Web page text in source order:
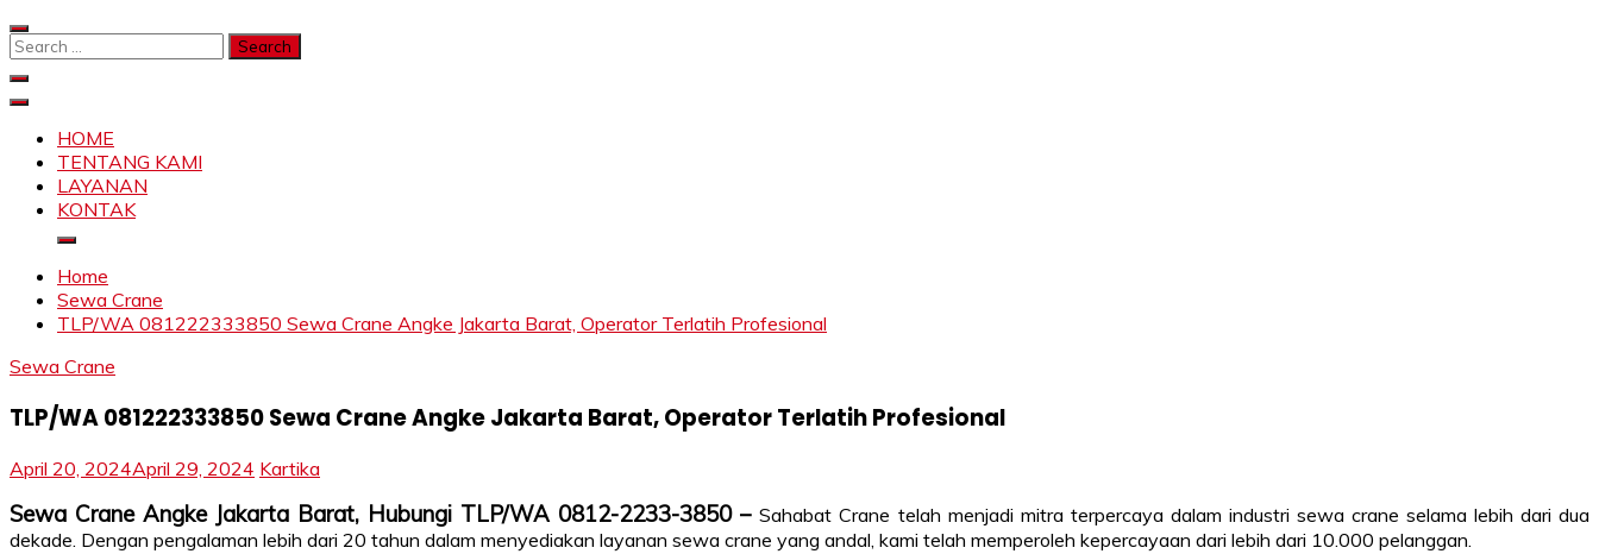
Skip
to
Search
HOME
TENTANG KAMI
LAYANAN
KONTAK
Home
Sewa Crane
TLP/WA 081222333850 Sewa Crane Angke Jakarta Barat, Operator Terlatih Profesional
Sewa Crane
TLP/WA 081222333850 Sewa Crane Angke Jakarta Barat, Operator Terlatih Profesional
April 20, 2024April 29, 2024 Kartika
Sewa Crane Angke Jakarta Barat, Hubungi TLP/WA 0812-2233-3850 –Sahabat Crane telah menjadi mitra terpercaya dalam industri sewa crane selama lebih dari dua
dekade. Dengan pengalaman lebih dari 20 tahun dalam menyediakan layanan sewa crane yang andal, kami telah memperoleh kepercayaan dari lebih dari 10.000 pelanggan.